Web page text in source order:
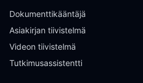
Dokumenttikääntäjä
Asiakirjan tiivistelmä
Videon tiivistelmä
Tutkimusassistentti